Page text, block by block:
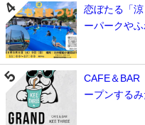
恋ぼたる「
ーパークや
CAFE＆BAR
ープンする